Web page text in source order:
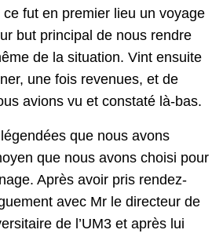
ce fut en premier lieu un voyage
but principal de nous rendre
de la situation. Vint ensuite
une fois revenues, et de
avions vu et constaté là-bas.
que nous avons
que nous avons choisi pour
Après avoir pris rendez-
avec Mr le directeur de
de l’UM3 et après lui